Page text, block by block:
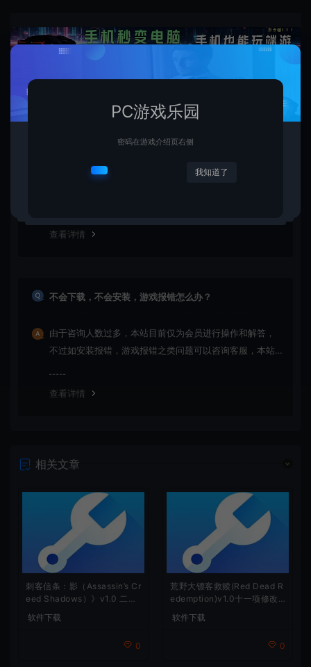
安装密码在哪里？
本站安装密码在游戏介绍页右侧，请仔细查看即可，密码
版安装即可。
查看详情
不会下载，不会安装，游戏报错怎么办？
由于咨询人数过多，本站目前仅为会员进行操作和解答，
不过如安装报错，游戏报错之类问题可以咨询客服，本站
查看详情
相关文章
刺客信条：影（Assassin’s Cr
eed Shadows）》v1.0 二十
项修改器
软件下载
0
荒野大镖客救赎(Red Dead R
edemption)v1.0十一项修改
器
软件下载
0
PC游戏乐园
密码在游戏介绍页右侧
我知道了